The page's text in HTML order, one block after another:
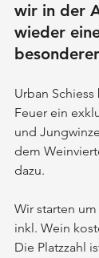
wir in der
wieder
Urban
Feuer ein
und
dem
dazu.
Wir starten um
inkl. Wein
Die Platzzahl